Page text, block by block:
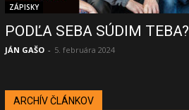
ZÁPISKY
PODĽA SEBA SÚDIM TEBA?
JÁN GAŠO - 5. februára 2024
ARCHÍV ČLÁNKOV